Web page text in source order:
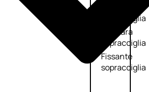
sopracciglia
Mascara
sopracciglia
Fissante
sopracciglia